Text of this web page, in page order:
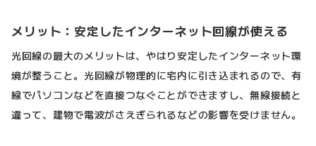
メリット：安定したインターネット回線が使える
光回線の最大のメリットは、やはり安定したインターネット環
境が整うこと。光回線が物理的に宅内に引き込まれるので、有
線でパソコンなどを直接つなぐことができますし、無線接続と
違って、建物で電波がさえぎられるなどの影響を受けません。